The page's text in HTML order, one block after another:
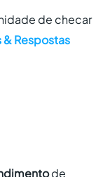
de checar
& Respostas
de